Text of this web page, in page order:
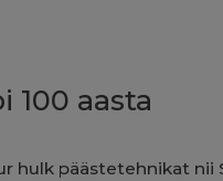
100 aasta
hulk päästetehnikat